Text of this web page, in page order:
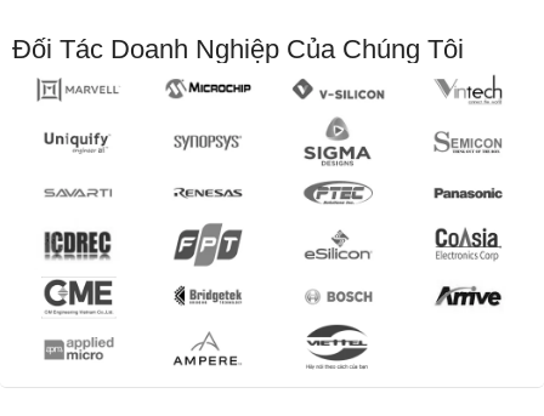
Phần 1: Tổng Quan về Học Sâu và Ứng Dụng trong
Robot
Phần 2: Mạng Nơ-ron Tích Chập (CNN) và Thị Giác Máy
Tính cho Robot
Robot
Phần 4: Học Tăng Cường Sâu (Deep Reinforcement
Learning) cho Robot
Đối Tác Doanh Nghiệp Của Chúng Tôi